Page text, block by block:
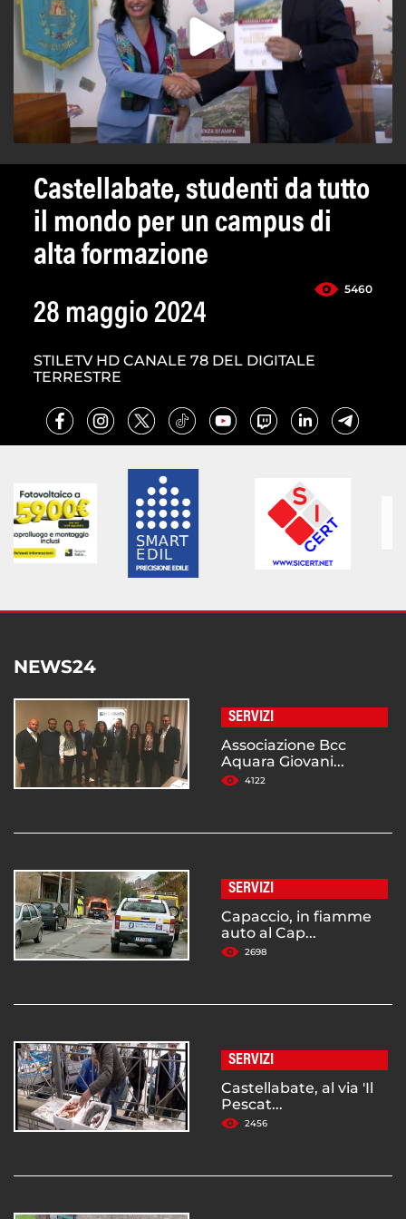
Castellabate, studenti da tutto
il mondo per un campus di
alta formazione
5460
28 maggio 2024
STILETV HD CANALE 78 DEL DIGITALE
TERRESTRE
NEWS24
SERVIZI
Associazione Bcc
Aquara Giovani...
4122
SERVIZI
Capaccio, in fiamme
auto al Cap...
2698
SERVIZI
Castellabate, al via 'Il
Pescat...
2456